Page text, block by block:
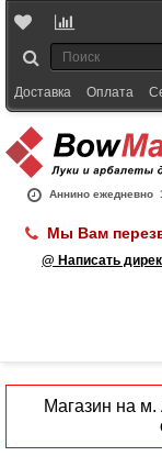
Доставка Оплата
Аннино ежедневно
Мы Вам
@ Написать
Магазин на м.